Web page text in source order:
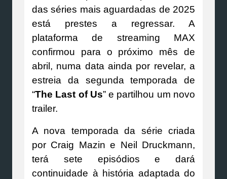
das séries mais aguardadas de 2025
está prestes a regressar. A
plataforma de streaming MAX
confirmou para o próximo mês de
abril, numa data ainda por revelar, a
estreia da segunda temporada de
“The Last of Us” e partilhou um novo
trailer.
A nova temporada da série criada
por Craig Mazin e Neil Druckmann,
terá sete episódios e dará
continuidade à história adaptada do